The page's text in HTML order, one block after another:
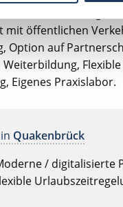
mit öffentlichen
Option auf
Eigenes Praxislabor.
Quakenbrück
/ digitalisierte